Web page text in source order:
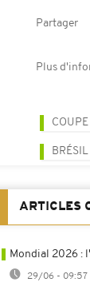
Partager
Plus
BRÉSIL
ARTICLES
Mondial 2026 :
29/06 - 09:57